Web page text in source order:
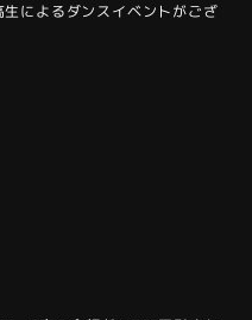
によるダンスイベントがござ